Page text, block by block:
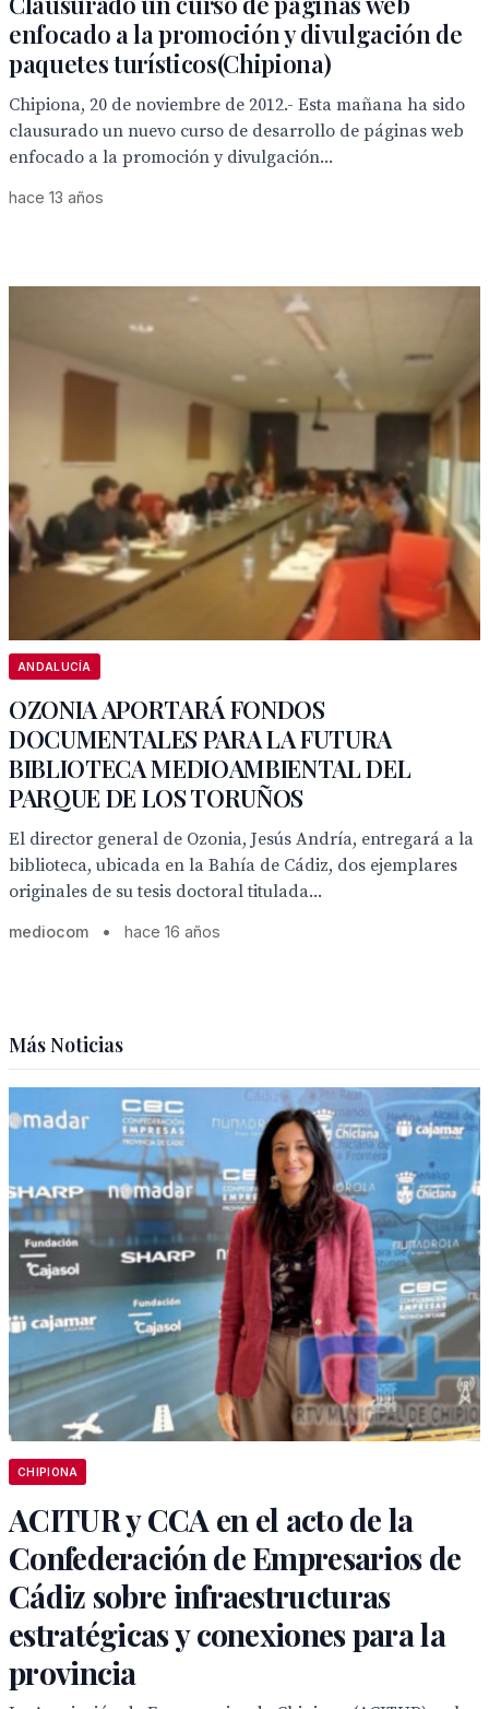
enfocado a la promoción y divulgación de
paquetes turísticos(Chipiona)
Chipiona, 20 de noviembre de 2012.- Esta mañana ha sido
clausurado un nuevo curso de desarrollo de páginas web
enfocado a la promoción y divulgación...
hace 13 años
ANDALUCÍA
OZONIA APORTARÁ FONDOS
DOCUMENTALES PARA LA FUTURA
BIBLIOTECA MEDIOAMBIENTAL DEL
PARQUE DE LOS TORUÑOS
El director general de Ozonia, Jesús Andría, entregará a la
biblioteca, ubicada en la Bahía de Cádiz, dos ejemplares
originales de su tesis doctoral titulada...
mediocom • hace 16 años
Más Noticias
CHIPIONA
ACITUR y CCA en el acto de la
Confederación de Empresarios de
Cádiz sobre infraestructuras
estratégicas y conexiones para la
provincia